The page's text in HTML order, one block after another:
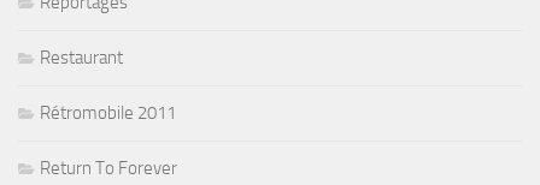
Restaurant
Rétromobile 2011
Return To Forever